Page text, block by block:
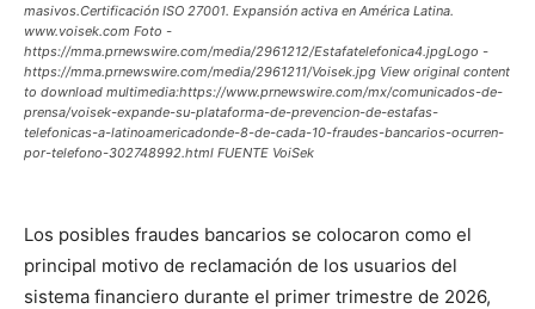
masivos.Certificación ISO 27001. Expansión activa en América Latina.
www.voisek.com Foto -
https://mma.prnewswire.com/media/2961212/Estafatelefonica4.jpgLogo -
https://mma.prnewswire.com/media/2961211/Voisek.jpg View original content
to download multimedia:https://www.prnewswire.com/mx/comunicados-de-
prensa/voisek-expande-su-plataforma-de-prevencion-de-estafas-
telefonicas-a-latinoamericadonde-8-de-cada-10-fraudes-bancarios-ocurren-
por-telefono-302748992.html FUENTE VoiSek
Los posibles fraudes bancarios se colocaron como el
principal motivo de reclamación de los usuarios del
sistema financiero durante el primer trimestre de 2026,